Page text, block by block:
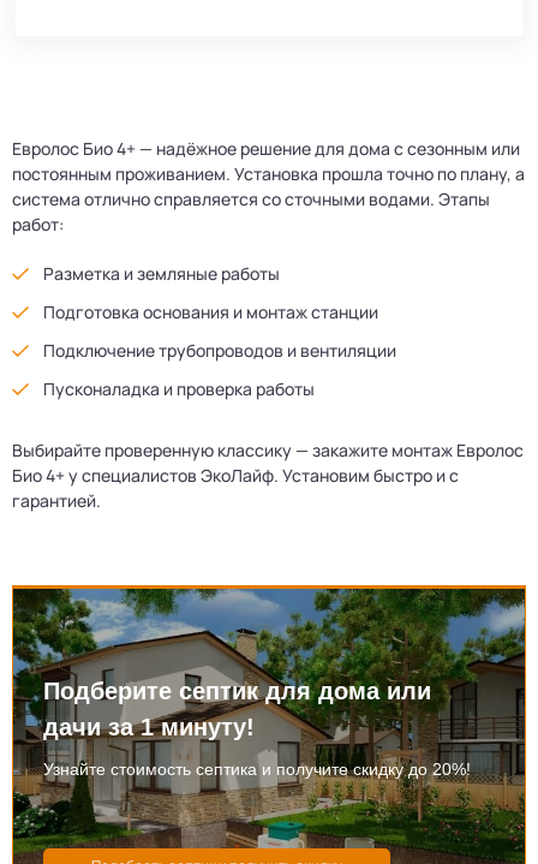
Евролос Био 4+ — надёжное решение для дома с сезонным или
постоянным проживанием. Установка прошла точно по плану, а
система отлично справляется со сточными водами. Этапы
работ:
Разметка и земляные работы
Подготовка основания и монтаж станции
Подключение трубопроводов и вентиляции
Пусконаладка и проверка работы
Выбирайте проверенную классику — закажите монтаж Евролос
Био 4+ у специалистов ЭкоЛайф. Установим быстро и с
гарантией.
Подберите септик для дома или
дачи за 1 минуту!
Узнайте стоимость септика и получите скидку до 20%!